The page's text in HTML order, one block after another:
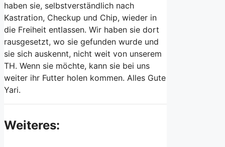
haben sie, selbstverständlich nach
Kastration, Checkup und Chip, wieder in
die Freiheit entlassen. Wir haben sie dort
rausgesetzt, wo sie gefunden wurde und
sie sich auskennt, nicht weit von unserem
TH. Wenn sie möchte, kann sie bei uns
weiter ihr Futter holen kommen. Alles Gute
Yari.
Weiteres: